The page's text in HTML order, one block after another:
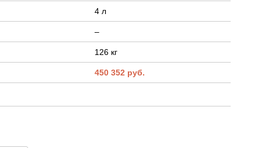
4 л
–
126 кг
450 352 руб.